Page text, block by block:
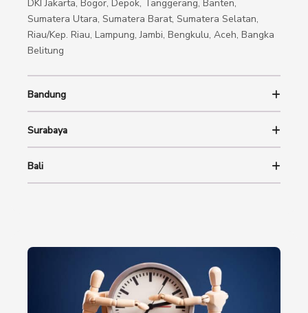
DKI Jakarta, Bogor, Depok, Tanggerang, Banten,
Sumatera Utara, Sumatera Barat, Sumatera Selatan,
Riau/Kep. Riau, Lampung, Jambi, Bengkulu, Aceh, Bangka
Belitung
Bandung
Surabaya
Bali